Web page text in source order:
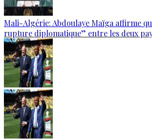
Mali-Algérie: Abdoulaye Maïga affirme
rupture diplomatique” entre les deux